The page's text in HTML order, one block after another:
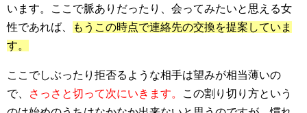
います。ここで脈ありだったり、会ってみたいと思える女
性であれば、
もうこの時点で連絡先の交換を提案していま
す。
ここでしぶったり拒否るような相手は望みが相当薄いの
で、
さっさと切って次にいきます。
この割り切り方という